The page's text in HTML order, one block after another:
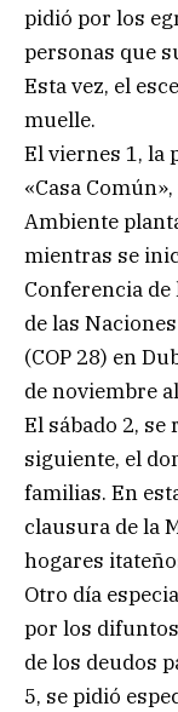
pidió por los
personas que
Esta vez, el
muelle.
El viernes 1, la
«Casa
Ambiente
mientras se
Conferencia de
de las
(COP 28) en
de noviembre
El sábado 2,
siguiente, el
familias. En
clausura de la
hogares
Otro día
por los
de los deudos
5, se pidió